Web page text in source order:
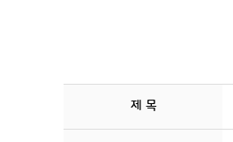
제 목